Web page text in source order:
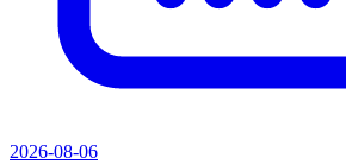
2026-08-06